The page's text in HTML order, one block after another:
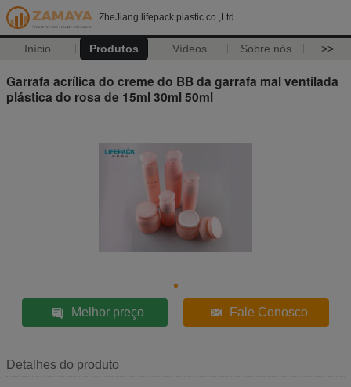
ZheJiang lifepack plastic co.,Ltd
Início Produtos Vídeos Sobre nós >>
Garrafa acrílica do creme do BB da garrafa mal ventilada
plástica do rosa de 15ml 30ml 50ml
Melhor preço Fale Conosco
Detalhes do produto